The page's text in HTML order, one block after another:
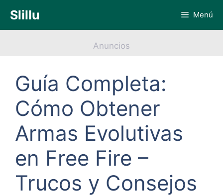
contenido
Slillu Menú
Anuncios
Guía Completa:
Cómo Obtener
Armas Evolutivas
en Free Fire –
Trucos y Consejos